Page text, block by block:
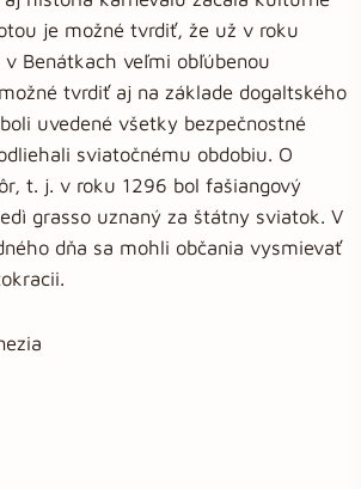
je možné tvrdiť, že už v roku
Benátkach veľmi obľúbenou
tvrdiť aj na základe dogaltského
uvedené všetky bezpečnostné
sviatočnému obdobiu. O
t. j. v roku 1296 bol fašiangový
grasso uznaný za štátny sviatok. V
dňa sa mohli občania vysmievať